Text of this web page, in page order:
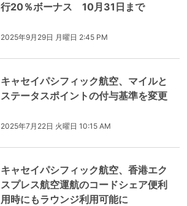
行20％ボーナス 10月31日まで
2025年9月29日 月曜日 2:45 PM
キャセイパシフィック航空、マイルと
ステータスポイントの付与基準を変更
2025年7月22日 火曜日 10:15 AM
キャセイパシフィック航空、香港エク
スプレス航空運航のコードシェア便利
用時にもラウンジ利用可能に